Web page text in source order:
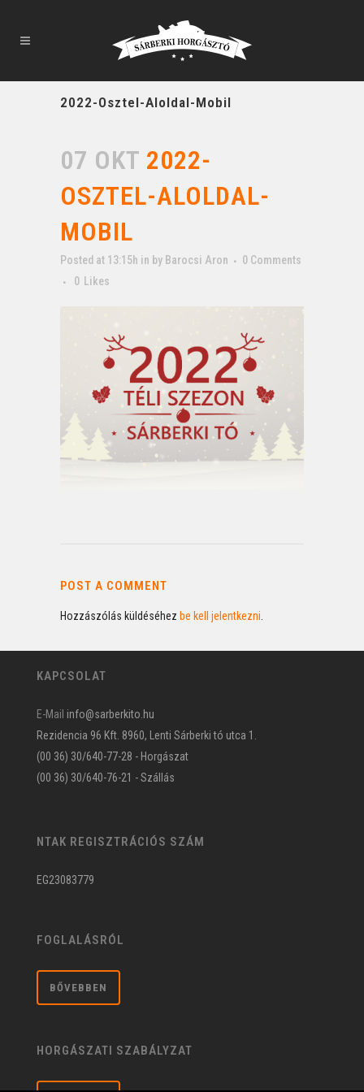
2022-Osztel-Aloldal-Mobil
07 OKT 2022-
OSZTEL-ALOLDAL-
MOBIL
Posted at 13:15h in by Barocsi Aron
0 Comments
0
Likes
POST A COMMENT
Hozzászólás küldéséhez be kell jelentkezni
KAPCSOLAT
E-Mail info@sarberkito.hu
Rezidencia 96 Kft. 8960, Lenti Sárberki tó utca 1.
(00 36) 30/640-77-28 - Horgászat
(00 36) 30/640-76-21 - Szállás
NTAK REGISZTRÁCIÓS SZÁM
EG23083779
FOGLALÁSRÓL
BŐVEBBEN
HORGÁSZATI SZABÁLYZAT